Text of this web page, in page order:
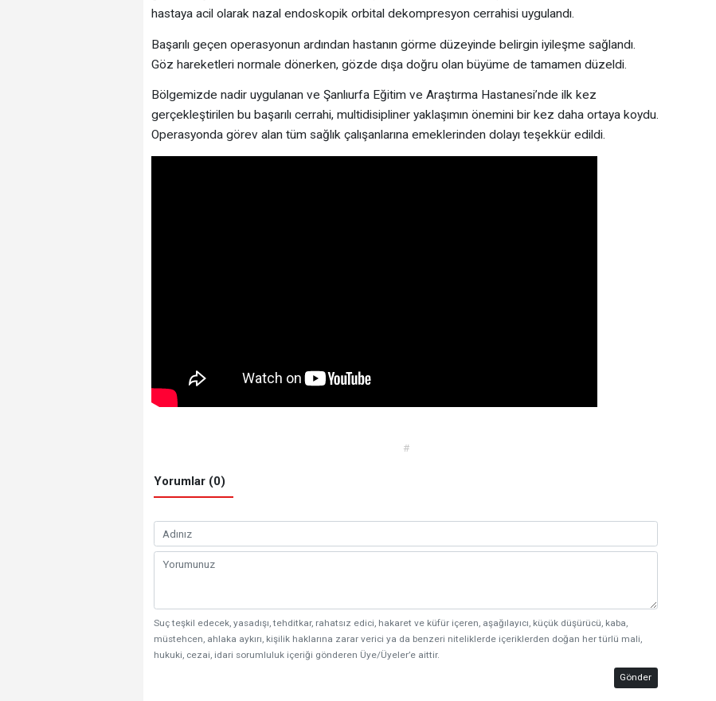
hastaya acil olarak nazal endoskopik orbital dekompresyon cerrahisi uygulandı.
Başarılı geçen operasyonun ardından hastanın görme düzeyinde belirgin iyileşme sağlandı.
Göz hareketleri normale dönerken, gözde dışa doğru olan büyüme de tamamen düzeldi.
Bölgemizde nadir uygulanan ve Şanlıurfa Eğitim ve Araştırma Hastanesi’nde ilk kez
gerçekleştirilen bu başarılı cerrahi, multidisipliner yaklaşımın önemini bir kez daha ortaya koydu.
Operasyonda görev alan tüm sağlık çalışanlarına emeklerinden dolayı teşekkür edildi.
#
Yorumlar (0)
Suç teşkil edecek, yasadışı, tehditkar, rahatsız edici, hakaret ve küfür içeren, aşağılayıcı, küçük düşürücü, kaba,
müstehcen, ahlaka aykırı, kişilik haklarına zarar verici ya da benzeri niteliklerde içeriklerden doğan her türlü mali,
hukuki, cezai, idari sorumluluk içeriği gönderen Üye/Üyeler’e aittir.
Gönder